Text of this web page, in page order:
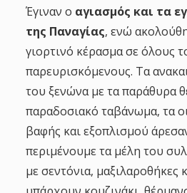
Έγιναν ο αγιασμός και τα
της Παναγίας, ενώ
γιορτινό κέρασμα σε όλους
παρευρισκόμενους. Τα
του ξενώνα με τα παράθυρα
παραδοσιακό ταβάνωμα, τα
βαφής και εξοπλισμού
περιμένουμε τα μέλη του
με σεντόνια, μαξιλαροθήκες